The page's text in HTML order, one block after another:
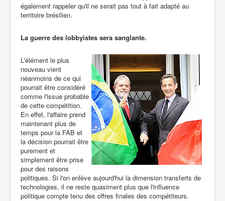
également rappeler qu'il ne serait pas tout à fait adapté au
territoire brésilien.
La guerre des lobbyistes sera sanglante.
L'élément le plus
nouveau vient
néanmoins de ce qui
pourrait être considéré
comme l'issue probable
de cette compétition.
En effet, l'affaire prend
maintenant plus de
temps pour la FAB et
la décision pourrait être
purement et
simplement être prise
pour des raisons
politiques. Si l'on enlève aujourd'hui la dimension transferts de
technologies, il ne reste quasiment plus que l'influence
politique compte tenu des offres finales des compétiteurs.